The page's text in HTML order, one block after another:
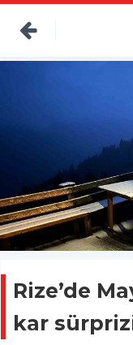
Rize’de
kar